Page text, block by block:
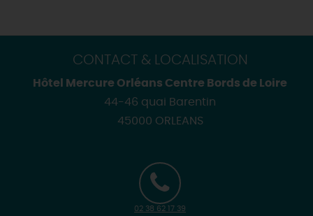
CONTACT & LOCALISATION
Hôtel Mercure Orléans Centre Bords de Loire
44-46 quai Barentin
45000 ORLEANS
02 38 62 17 39